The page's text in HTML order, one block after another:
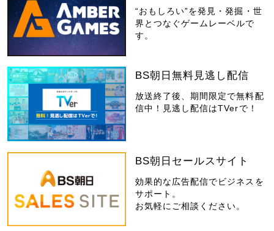
“おもしろい”を発見・発掘・世
界とつなぐゲームレーベルで
す。
BS朝日無料見逃し配信
放送終了後、期間限定で無料配
信中！見逃し配信はTVerで！
BS朝日セールスサイト
効果的な広告配信でビジネスを
サポート。
お気軽にご相談ください。